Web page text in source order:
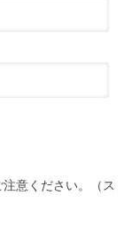
意ください。（ス